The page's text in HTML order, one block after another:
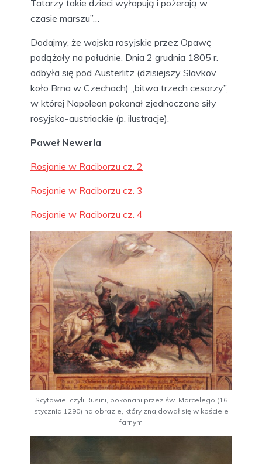
Tatarzy takie dzieci wyłapują i pożerają w
czasie marszu”…
Dodajmy, że wojska rosyjskie przez Opawę
podążały na południe. Dnia 2 grudnia 1805 r.
odbyła się pod Austerlitz (dzisiejszy Slavkov
koło Brna w Czechach) „bitwa trzech cesarzy”,
w której Napoleon pokonał zjednoczone siły
rosyjsko-austriackie (p. ilustracje).
Paweł Newerla
Rosjanie w Raciborzu cz. 2
Rosjanie w Raciborzu cz. 3
Rosjanie w Raciborzu cz. 4
Scytowie, czyli Rusini, pokonani przez św. Marcelego (16
stycznia 1290) na obrazie, który znajdował się w kościele
farnym